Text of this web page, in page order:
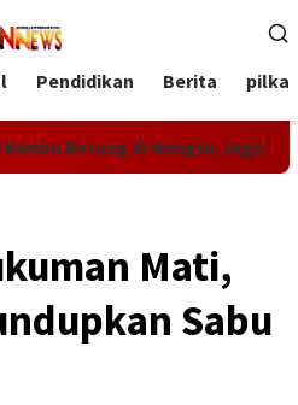
Pendidikan Berita
Betung di Nongsa, Jaga Sumber
Mati,
Sabu